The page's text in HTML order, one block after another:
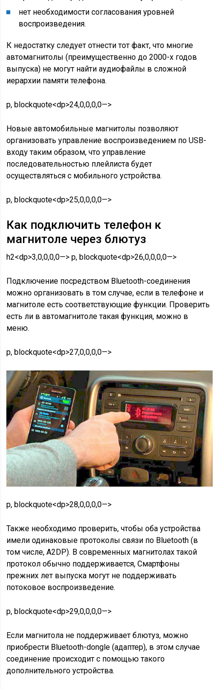
нет необходимости согласования уровней
воспроизведения.
К недостатку следует отнести тот факт, что многие
автомагнитолы (преимущественно до 2000-х годов
выпуска) не могут найти аудиофайлы в сложной
иерархии памяти телефона.
p, blockquote<dp>24,0,0,0,0—>
Новые автомобильные магнитолы позволяют
организовать управление воспроизведением по USB-
входу таким образом, что управление
последовательностью плейлиста будет
осуществляться с мобильного устройства.
p, blockquote<dp>25,0,0,0,0—>
Как подключить телефон к
магнитоле через блютуз
h2<dp>3,0,0,0,0—> p, blockquote<dp>26,0,0,0,0—>
Подключение посредством Bluetooth-соединения
можно организовать в том случае, если в телефоне и
магнитоле есть соответствующие функции. Проверить
есть ли в автомагнитоле такая функция, можно в
меню.
p, blockquote<dp>27,0,0,0,0—>
p, blockquote<dp>28,0,0,0,0—>
Также необходимо проверить, чтобы оба устройства
имели одинаковые протоколы связи по Bluetooth (в
том числе, А2DP). В современных магнитолах такой
протокол обычно поддерживается, Смартфоны
прежних лет выпуска могут не поддерживать
потоковое воспроизведение.
p, blockquote<dp>29,0,0,0,0—>
Если магнитола не поддерживает блютуз, можно
приобрести Bluetooth-dongle (адаптер), в этом случае
соединение происходит с помощью такого
дополнительного устройства.